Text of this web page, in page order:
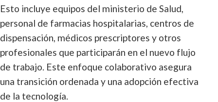
Esto incluye equipos del ministerio de Salud,
personal de farmacias hospitalarias, centros de
dispensación, médicos prescriptores y otros
profesionales que participarán en el nuevo flujo
de trabajo. Este enfoque colaborativo asegura
una transición ordenada y una adopción efectiva
de la tecnología.